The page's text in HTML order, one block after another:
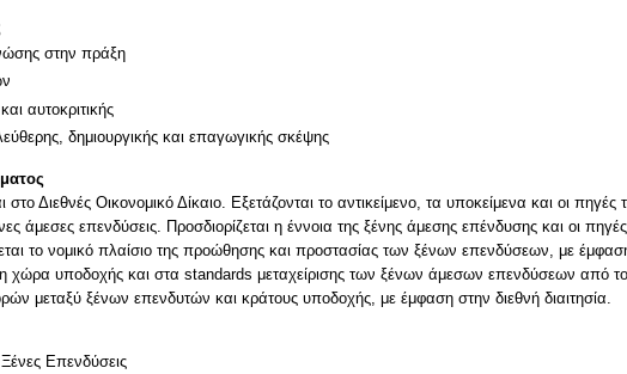
στην πράξη
αυτοκριτικής
δημιουργικής και επαγωγικής σκέψης
στο Διεθνές Οικονομικό Δίκαιο. Εξετάζονται το αντικείμενο, τα υποκείμενα και οι
άμεσες επενδύσεις. Προσδιορίζεται η έννοια της ξένης άμεσης επένδυσης και οι
το νομικό πλαίσιο της προώθησης και προστασίας των ξένων επενδύσεων, με
χώρα υποδοχής και στα standards μεταχείρισης των ξένων άμεσων επενδύσεων από το
μεταξύ ξένων επενδυτών και κράτους υποδοχής, με έμφαση στην διεθνή διαιτησία.
Επενδύσεις